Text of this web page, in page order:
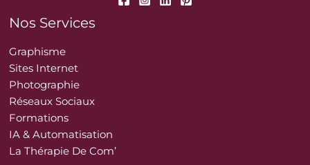
Nos Services
Graphisme
Sites Internet
Photographie
Réseaux Sociaux
Formations
IA & Automatisation
La Thérapie De Com’